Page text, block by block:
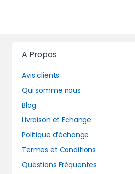
A Propos
Avis clients
Qui somme nous
Blog
Livraison et Echange
Politique d’échange
Termes et Conditions
Questions Fréquentes